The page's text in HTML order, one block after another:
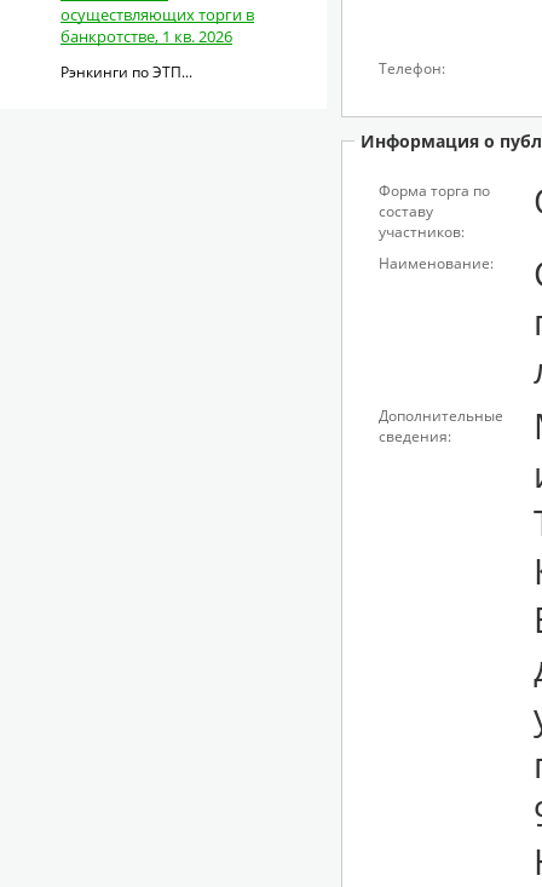
осуществляющих торги в
банкротстве, 1 кв. 2026
Рэнкинги по ЭТП... Телефон:
Информация о
Форма торга по
составу
участников:
Наименование:
Дополнительные
сведения: